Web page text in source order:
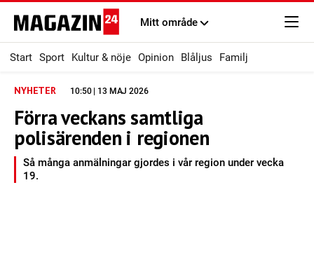
Mitt område
Start Sport Kultur & nöje Opinion Blåljus Familj
NYHETER 10:50 | 13 MAJ 2026
Förra veckans samtliga
polisärenden i regionen
Så många anmälningar gjordes i vår region under vecka
19.